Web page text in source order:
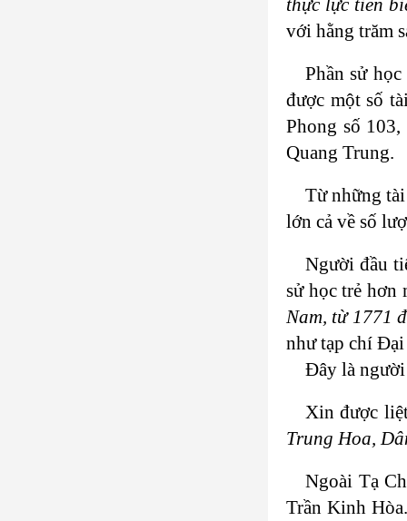
với hằng trăm
Phần sử
được một số
Phong số
Quang Trung.
Từ những
lớn cả về số
Người đầu
sử học trẻ
Nam, từ 1771
như tạp chí
Đây là
Xin được
Trung Hoa,
Ngoài Tạ
Trần Kinh